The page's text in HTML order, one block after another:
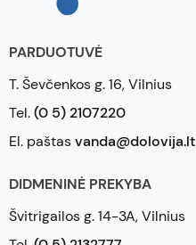
PARDUOTUVĖ
T. Ševčenkos g. 16, Vilnius
Tel.(0 5) 2107220
El. paštasvanda@dolovija.lt
DIDMENINĖ PREKYBA
Švitrigailos g. 14-3A, Vilnius